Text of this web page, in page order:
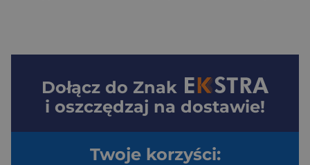
Dołącz do Znak
i oszczędzaj na dostawie!
Twoje korzyści: